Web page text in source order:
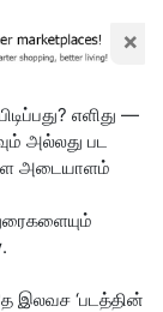
×
எளிது —
அல்லது பட
அடையாளம்
.
இலவச ‘படத்தின்